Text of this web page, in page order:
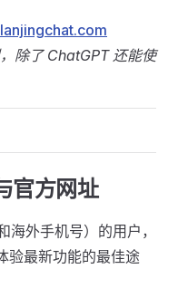
除了 ChatGPT 还能使
官方网址
外手机号）的用户，
验最新功能的最佳途